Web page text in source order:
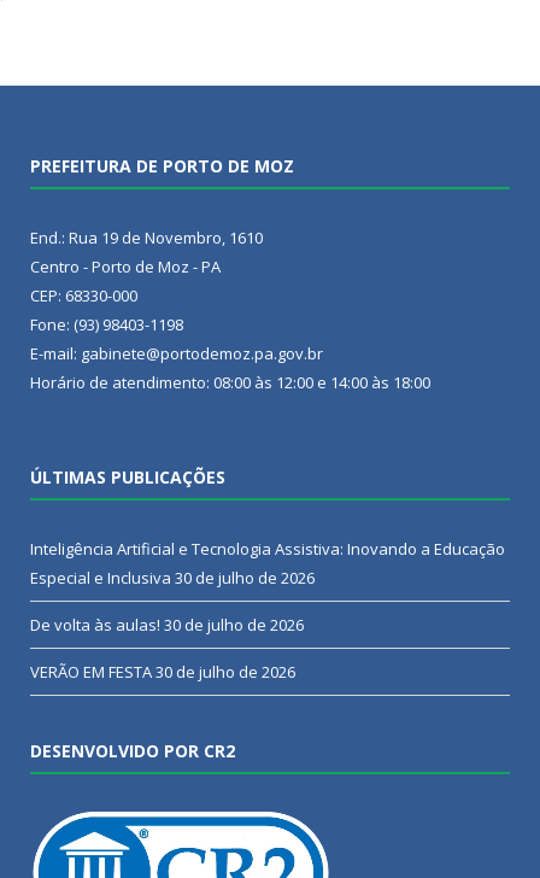
PREFEITURA DE PORTO DE MOZ
End.: Rua 19 de Novembro, 1610
Centro - Porto de Moz - PA
CEP: 68330-000
Fone: (93) 98403-1198
E-mail: gabinete@portodemoz.pa.gov.br
Horário de atendimento: 08:00 às 12:00 e 14:00 às 18:00
ÚLTIMAS PUBLICAÇÕES
Inteligência Artificial e Tecnologia Assistiva: Inovando a Educação
Especial e Inclusiva 30 de julho de 2026
De volta às aulas! 30 de julho de 2026
VERÃO EM FESTA30 de julho de 2026
DESENVOLVIDO POR CR2